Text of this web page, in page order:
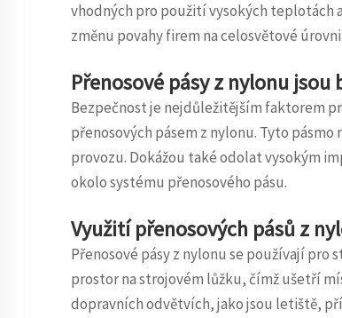
vhodných pro použití vysokých teplotách
změnu povahy firem na celosvětové úrovni.
Přenosové pásy z nylonu jsou
Bezpečnost je nejdůležitějším faktorem
přenosových pásem z nylonu. Tyto
provozu. Dokážou také odolat vysokým
okolo systému přenosového pásu.
Využití přenosových pásů z
Přenosové pásy z nylonu se používají
prostor na strojovém lůžku, čímž ušetří
dopravních odvětvích, jako jsou letiště,